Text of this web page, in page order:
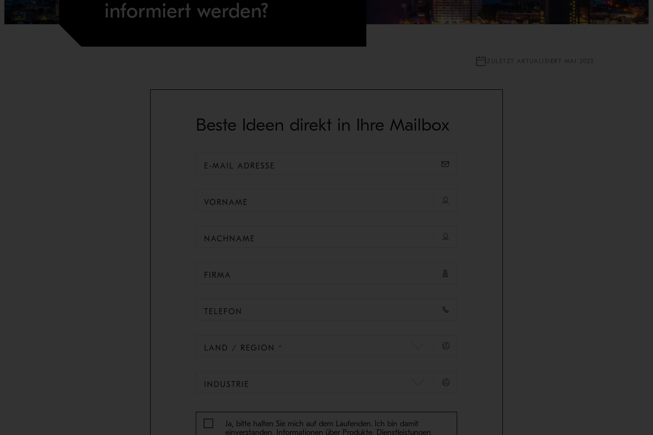
informiert werden?
ZULETZT AKTUALISIERT MAI 2023
Beste Ideen direkt in Ihre Mailbox